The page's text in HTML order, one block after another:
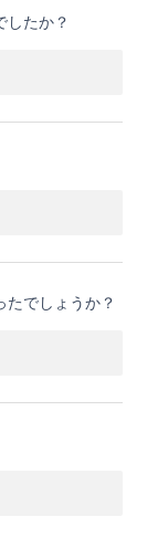
したか？
たでしょうか？